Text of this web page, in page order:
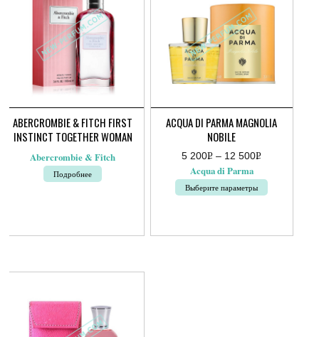
ABERCROMBIE & FITCH FIRST
INSTINCT TOGETHER WOMAN
Abercrombie & Fitch
Подробнее
ACQUA DI PARMA MAGNOLIA
NOBILE
5 200Р
УБ.
– 12 500Р
Диапазон
200руб.
Acqua di Parma
Выберите параметры
имеет